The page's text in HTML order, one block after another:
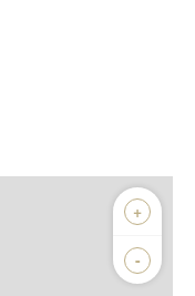
+
-
Biens vendus